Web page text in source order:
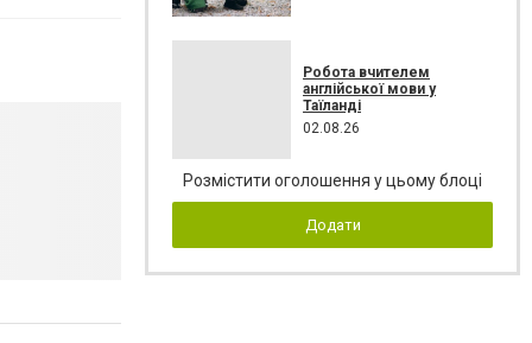
Робота вчителем
англійської мови у
Таїланді
02.08.26
Розмістити оголошення у цьому блоці
Додати